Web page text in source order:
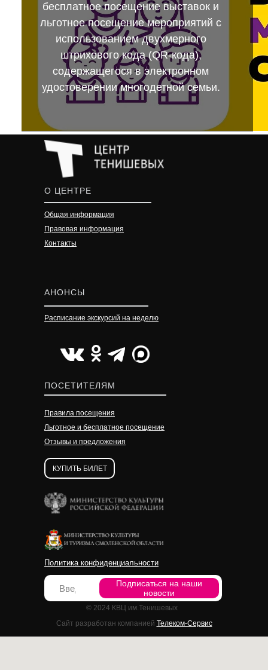
УЗНАТЬ ПОДРОБНЕЕ
бесплатное посещение выставок и
льготное посещение мероприятий с
использованием двухмерного
штрихового кода (QR-кода),
содержащегося в электронном
удостоверении многодетной семьи.
О ЦЕНТРЕ
Общая информация
Правовая информация
Контакты
АНОНСЫ
Расписание экскурсий на неделю
ПОСЕТИТЕЛЯМ
Правила посещения
Льготное и бесплатное посещение
Отзывы и предложения
© 2024 КВЦ им.Тенишевых
КУПИТЬ БИЛЕТ
Политика конфиденциальности
Подписаться на наши
новости
Сайт разработан компанией Телеком-Сервис